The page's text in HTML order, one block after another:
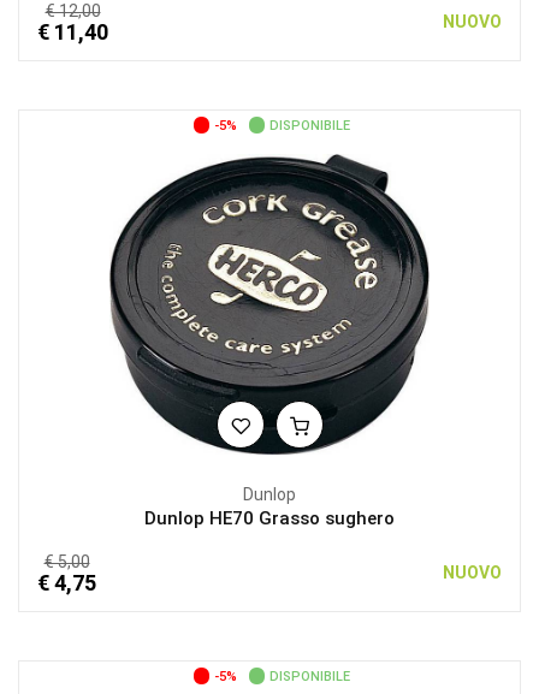
€ 12,00
€ 11,40 NUOVO
-5% DISPONIBILE
Dunlop
Dunlop HE70 Grasso sughero
€ 5,00
€ 4,75 NUOVO
-5% DISPONIBILE